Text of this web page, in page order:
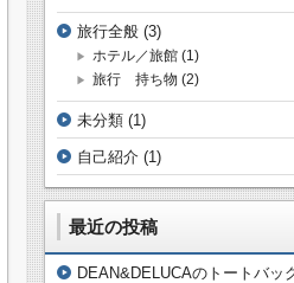
旅行全般 (3)
ホテル／旅館 (1)
旅行 持ち物 (2)
未分類 (1)
自己紹介 (1)
最近の投稿
DEAN&DELUCAのトートバッ